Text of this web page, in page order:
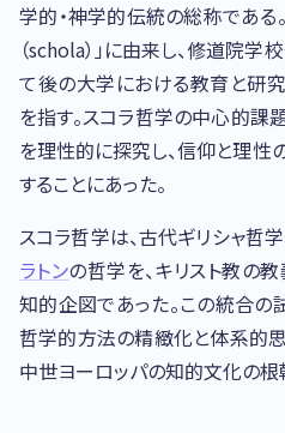
学的・神学的伝統の総称である
（schola）」に由来し、修道院
て後の大学における教育と研
を指す。スコラ哲学の中心的課
を理性的に探究し、信仰と理
することにあった。
スコラ哲学は、古代ギリシャ哲学
ラトンの哲学を、キリスト教の
知的企図であった。この統合の
哲学的方法の精緻化と体系的
中世ヨーロッパの知的文化の根